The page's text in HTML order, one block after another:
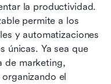
la productividad.
permite a los
y automatizaciones
únicas. Ya sea que
de marketing,
el